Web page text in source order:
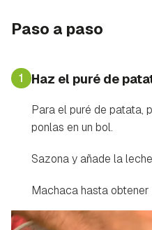
Paso a paso
1 Haz el puré de
Para el puré de patata,
ponlas en un bol.
Sazona y añade la
Machaca hasta obtener